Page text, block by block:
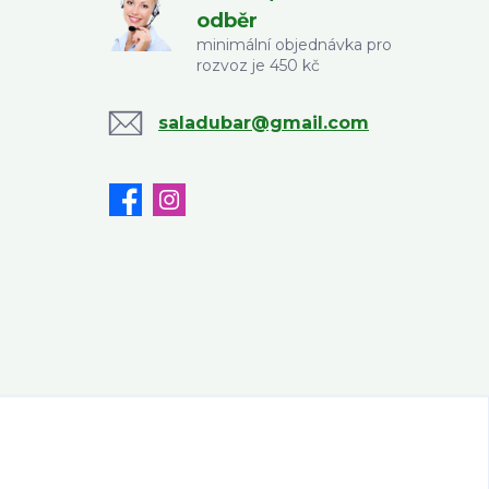
odběr
minimální objednávka pro
rozvoz je 450 kč
saladubar@gmail.com